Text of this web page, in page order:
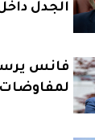
الجدل
فانس
لمفاوضات